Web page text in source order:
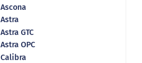
Ascona
Astra
Astra GTC
Astra OPC
Calibra